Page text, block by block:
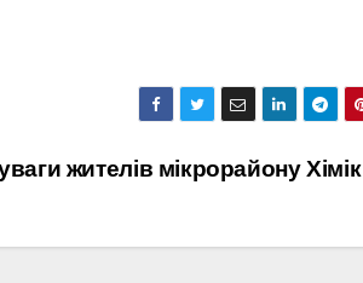
жителів мікрорайону Хімік